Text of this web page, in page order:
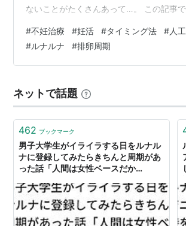
ないことがたくさんあって…。 この記事
の？」「どこまで続けるべき？」などを、
ん向けにやさしくお伝えします。
タイミング法ってなに？ タイミング法と
率を高める方法です。 排卵日から前後数
可能性がある「妊娠…
#不妊治療 #妊活 #タイミング法 #人
#ルナルナ #排卵周期
ネットで話題
462 ブックマーク
男子大学生がイライラする日をルナル
ナに登録してみたらきちんと周期があ
った話「人間は女性ベースだか